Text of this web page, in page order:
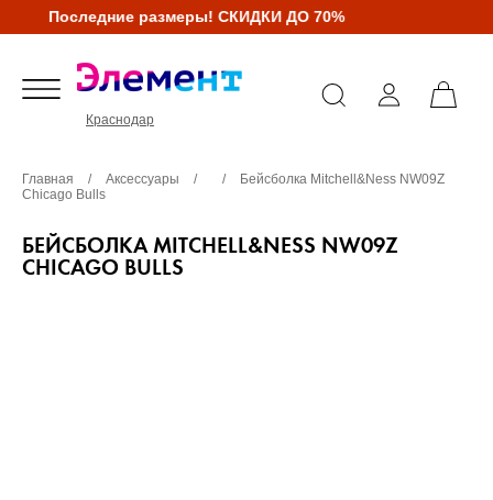
Последние размеры! СКИДКИ ДО 70%
Краснодар
Главная / Аксессуары / /
Бейсболка Mitchell&Ness NW09Z
Chicago Bulls
БЕЙСБОЛКА MITCHELL&NESS NW09Z
CHICAGO BULLS